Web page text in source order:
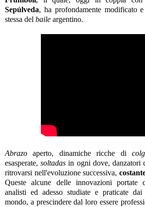
Sepúlveda, ha profondamente modificato
stessa del baile argentino.
Abrazo aperto, dinamiche ricche di
esasperate,soltadas in ogni dove, danzatori
ritrovarsi nell'evoluzione successiva,
Queste alcune delle innovazioni portate
analisti ed adesso studiate e praticate dai
mondo, a prescindere dal loro essere